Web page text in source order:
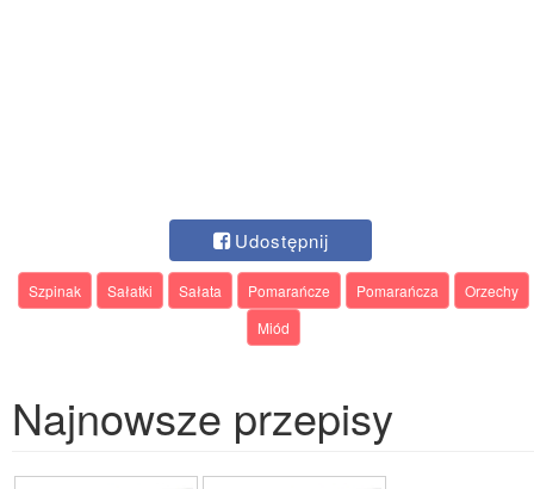
Udostępnij
Szpinak Sałatki Sałata Pomarańcze Pomarańcza
Orzechy
Miód
Najnowsze przepisy